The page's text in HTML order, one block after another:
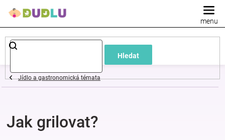
Hledat
Dětské
a
oblečení
Jídlo a gastronomická témata
Jak grilovat?